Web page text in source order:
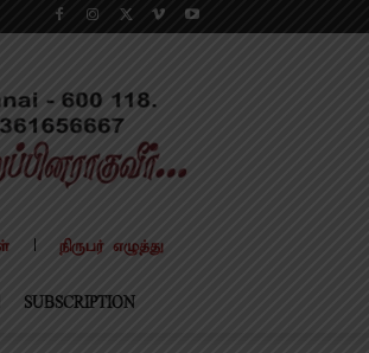
நிருபர் எழுத்து
SUBSCRIPTION